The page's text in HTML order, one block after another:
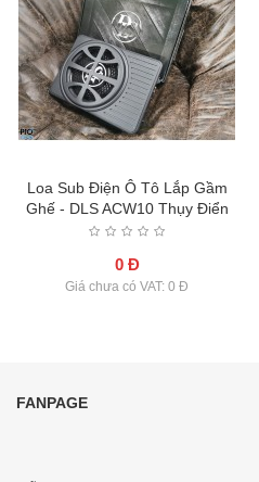
Loa Sub Điện Ô Tô Lắp Gầm
Ghế - DLS ACW10 Thụy Điển
0 Đ
Giá chưa có VAT: 0 Đ
FANPAGE